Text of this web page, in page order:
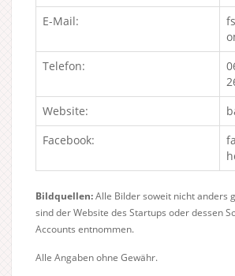
E-Mail:
Telefon:
Website:
Facebook:
Bildquellen:Alle Bilder soweit nicht anders
sind der Website des Startups oder dessen
Accounts entnommen.
Alle Angaben ohne Gewähr.